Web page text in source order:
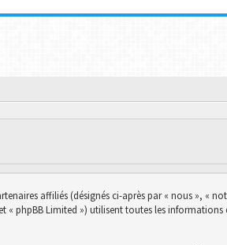
affiliés (désignés ci-après par « nous », «
phpBB Limited ») utilisent toutes les